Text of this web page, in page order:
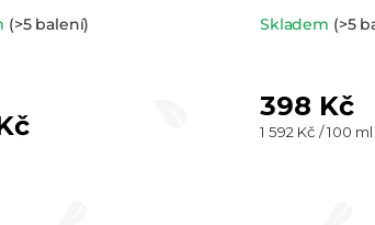
ů
(>5 balení)
Průměrné
je
5,0
Skladem (>5
398 Kč
Měrná
1 592 Kč / 100 ml